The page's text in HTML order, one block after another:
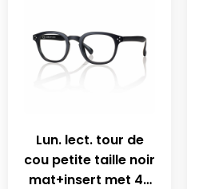
Lun. lect. tour de
cou petite taille noir
mat+insert met 47